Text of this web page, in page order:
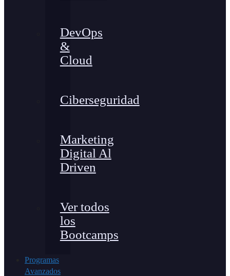
DevOps
&
Cloud
Ciberseguridad
Marketing
Digital Al
Driven
Ver todos
los
Bootcamps
Programas
Avanzados